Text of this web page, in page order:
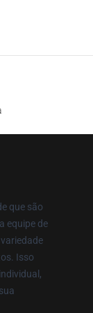
que são
equipe de
Isso